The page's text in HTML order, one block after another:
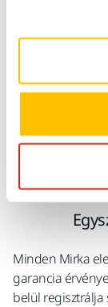
Minden Mirka
garancia
belül regisztrálja